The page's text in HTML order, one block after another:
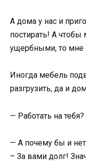
А дома у нас и
постирать! А
ущербными, то мне
Иногда мебель
разгрузить, да и
— Работать на
— А почему бы и
– За вами долг!